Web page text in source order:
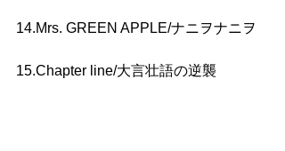
14.Mrs. GREEN APPLE/ナニヲナニヲ
15.Chapter line/大言壮語の逆襲